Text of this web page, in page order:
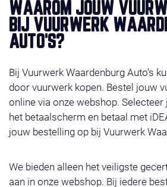
WAAROM JOUW
BIJ VUURWERK
AUTO'S?
Bij Vuurwerk Waardenburg Auto's
door vuurwerk kopen. Bestel jouw
online via onze webshop. Selecteer
het betaalscherm en betaal met
jouw bestelling op bij Vuurwerk
We bieden alleen het veiligste
aan in onze webshop. Bij iedere